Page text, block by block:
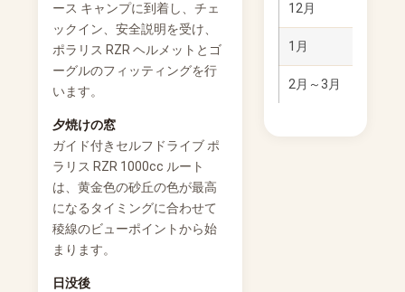
ース キャンプに到着し、チェ
ックイン、安全説明を受け、
ポラリス RZR ヘルメットとゴ
ーグルのフィッティングを行
います。
夕焼けの窓
ガイド付きセルフドライブ ポ
ラリス RZR 1000cc ルート
は、黄金色の砂丘の色が最高
になるタイミングに合わせて
稜線のビューポイントから始
まります。
日没後
12月
1月
2月～3月